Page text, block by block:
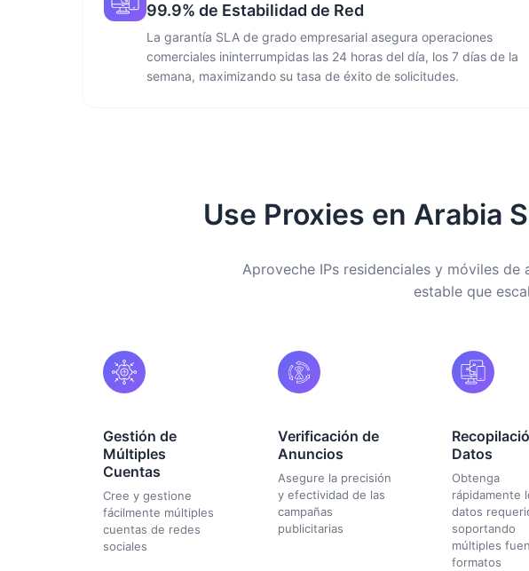
99.9% de Estabilidad de Red
La garantía SLA de grado empresarial asegura operaciones
comerciales ininterrumpidas las 24 horas del día, los 7 días de la
semana, maximizando su tasa de éxito de solicitudes.
Use Proxies en Arabia
Aproveche IPs residenciales y móviles
estable que
Gestión de
Múltiples
Cuentas
Cree y gestione
fácilmente múltiples
cuentas de redes
sociales
Verificación de
Anuncios
Asegure la precisión
y efectividad de las
campañas
publicitarias
Datos
Obtenga
rápidamente
datos
soportando
múltiples
formatos